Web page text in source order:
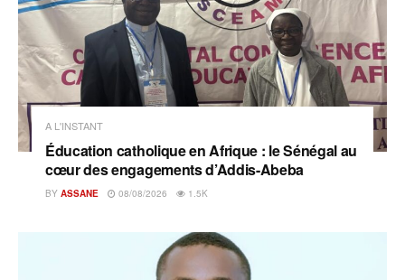
A L'INSTANT
Éducation catholique en Afrique : le Sénégal au
cœur des engagements d’Addis-Abeba
BY ASSANE 08/08/2026 1.5K